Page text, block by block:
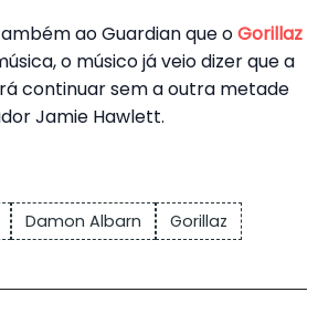
ao Guardian que oGorillaz
o músico já veio dizer que a
continuar sem a outra metade
Jamie Hawlett.
Damon Albarn Gorillaz